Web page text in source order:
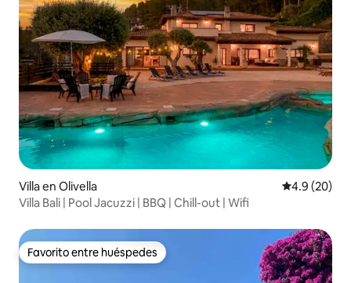
Villa en Olivella Calificación
4.9 (20)
Villa Bali | Pool Jacuzzi | BBQ | Chill-out | Wifi
Favorito entre huéspedes
Favorito entre huéspedes